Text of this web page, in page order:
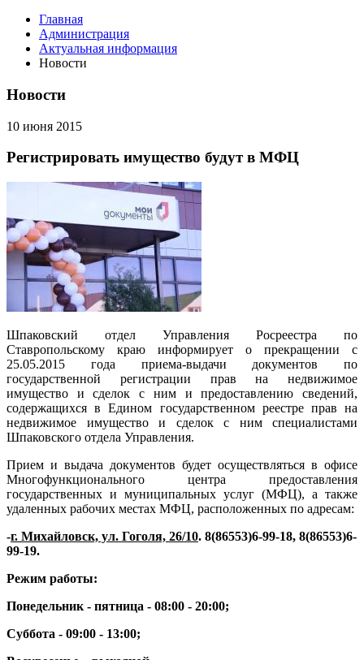
Главная
Администрация
Актуальная информация
Новости
Новости
10 июня 2015
Регистрировать имущество будут в МФЦ
Шпаковский отдел Управления Росреестра по
Ставропольскому краю информирует о прекращении с
25.05.2015 года приема-выдачи документов по
государственной регистрации прав на недвижимое
имущество и сделок с ним и предоставлению сведений,
содержащихся в Едином государственном реестре прав на
недвижимое имущество и сделок с ним специалистами
Шпаковского отдела Управления.
Прием и выдача документов будет осуществляться в офисе
Многофункционального центра предоставления
государственных и муниципальных услуг (МФЦ), а также
удаленных рабочих местах МФЦ, расположенных по адресам:
-г. Михайловск, ул. Гоголя, 26/10. 8(86553)6-99-18, 8(86553)6-
99-19.
Режим работы:
Понедельник - пятница - 08:00 - 20:00;
Суббота - 09:00 - 13:00;